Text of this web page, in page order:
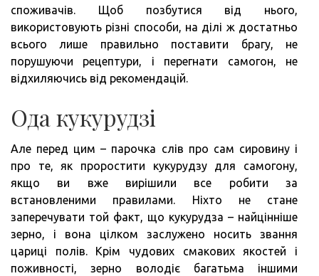
споживачів. Щоб позбутися від нього,
використовують різні способи, на ділі ж достатньо
всього лише правильно поставити брагу, не
порушуючи рецептури, і перегнати самогон, не
відхиляючись від рекомендацій.
Ода кукурудзі
Але перед цим – парочка слів про сам сировину і
про те, як проростити кукурудзу для самогону,
якщо ви вже вирішили все робити за
встановленими правилами. Ніхто не стане
заперечувати той факт, що кукурудза – найцінніше
зерно, і вона цілком заслужено носить звання
цариці полів. Крім чудових смакових якостей і
поживності, зерно володіє багатьма іншими